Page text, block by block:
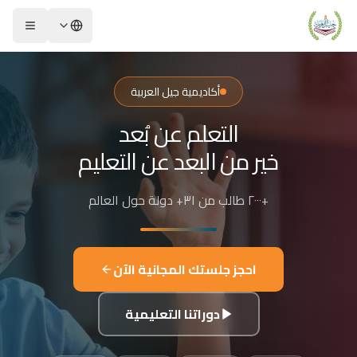
أكاديمية جيل العربية – Jeel Alarabiya Academy
أكاديمية جيل العربية هي منصة تعليمية عبر الإنترنت تأسست عام 2023، متخصصة في تعليم اللغة العربية وتجويد القرآن الكريم والتربية الإسلامية والعلوم للأطفال والبالغين من مختلف أنحاء العالم.
ما الذي تقدمه الأكاديمية؟
تعليم اللغة العربية للناطقين بها وغير الناطقين بها
تجويد وحفظ القرآن الكريم مع إجازات معتمدة
الدراسات الإسلامية والتربية الدينية
اللغة الإنجليزية والفرنسية
البرمجة وعلم الفلك والفنون
تفاصيل الدراسة
الفئات العمرية المستهدفة: من 4 سنوات حتى البالغين
شكل التعليم: مجموعات صغيرة 3-5 طلاب، أو حصص فردية
اللغات المستخدمة في التدريس: العربية، التركية، الإنجليزية، الفرنسية
الشريحة 2 من 4: التعلم عن بُعد خير من البعد عن التعليم
أكاديمية جيل العربية
التعلم عن بُعد
خير من البعد عن التعليم
+٢٠٠٠ طالب من ٣١+ دولة حول العالم
احجز جلستك المجانية الآن
دوراتنا التعليمية